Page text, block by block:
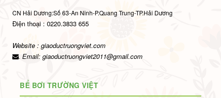
CN Hải Dương:Số 63-An Ninh-P.Quang Trung-TP.Hải Dương
Điện thoại : 0220.3833 655
Website : giaoductruongviet.com
Email: giaoductruongviet2011@gmail.com
BỂ BƠI TRƯỜNG VIỆT